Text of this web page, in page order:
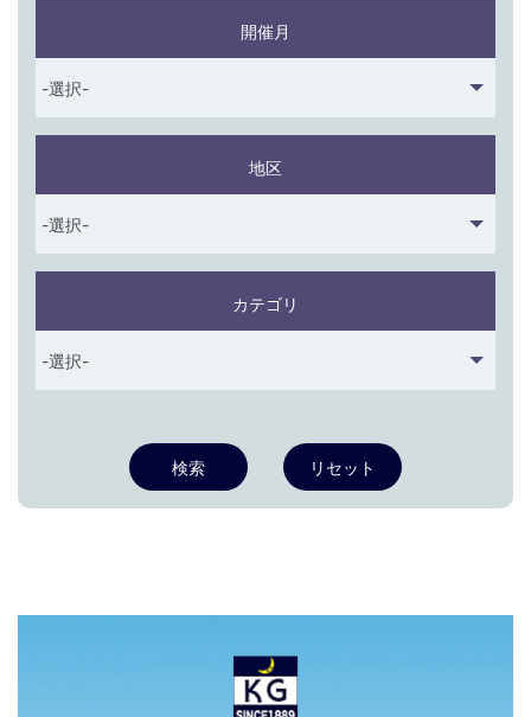
開催月
地区
カテゴリ